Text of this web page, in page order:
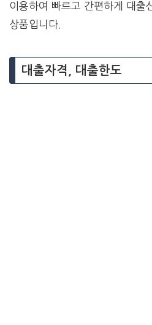
이용하여 빠르고 간편하게 대출
상품입니다.
대출자격, 대출한도